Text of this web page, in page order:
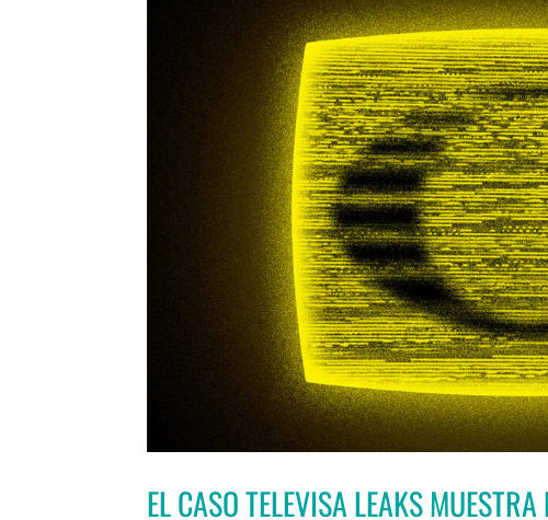
EL CASO TELEVISA LEAKS